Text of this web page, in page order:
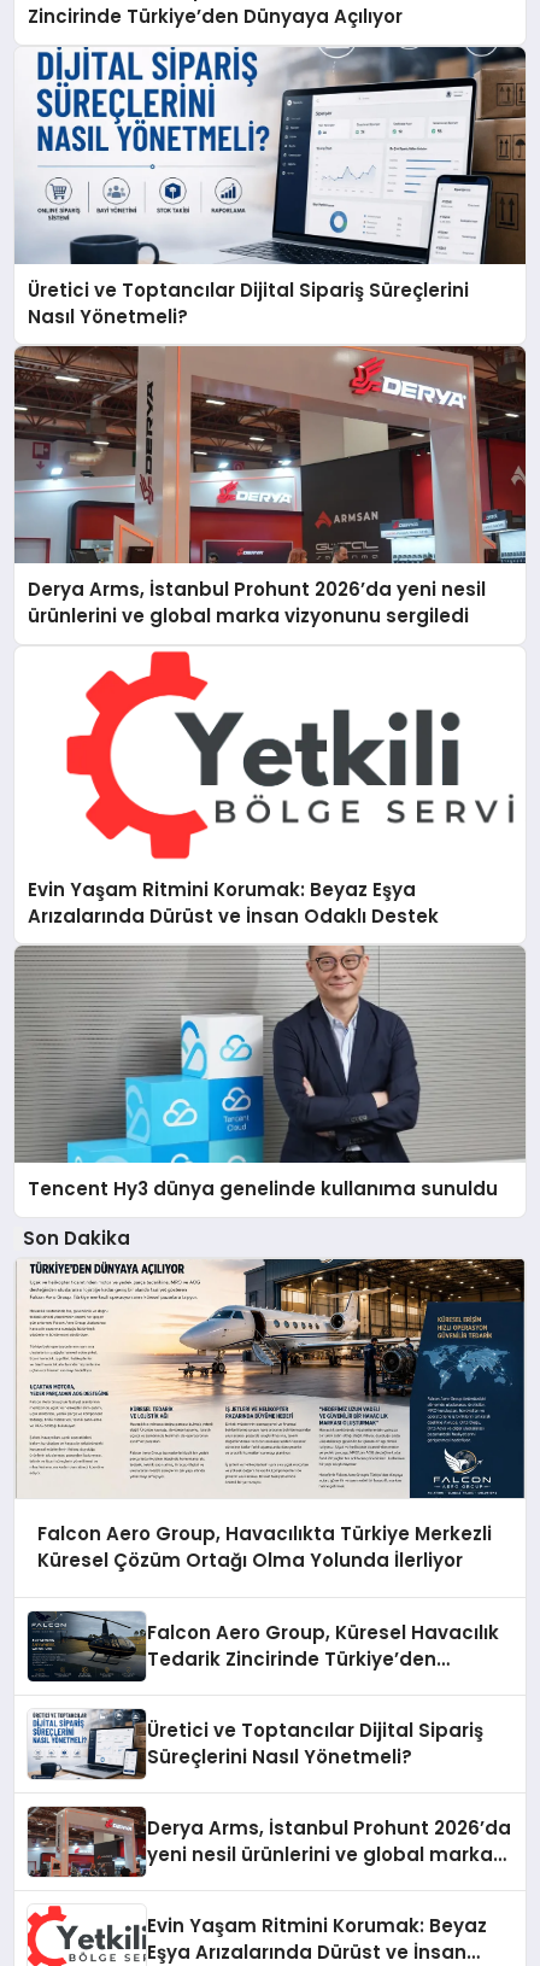
Zincirinde Türkiye’den Dünyaya Açılıyor
Üretici ve Toptancılar Dijital Sipariş Süreçlerini
Nasıl Yönetmeli?
Derya Arms, İstanbul Prohunt 2026’da yeni nesil
ürünlerini ve global marka vizyonunu sergiledi
Evin Yaşam Ritmini Korumak: Beyaz Eşya
Arızalarında Dürüst ve İnsan Odaklı Destek
Tencent Hy3 dünya genelinde kullanıma sunuldu
Son Dakika
Falcon Aero Group, Havacılıkta Türkiye Merkezli
Küresel Çözüm Ortağı Olma Yolunda İlerliyor
Falcon Aero Group, Küresel Havacılık
Tedarik Zincirinde Türkiye’den
Üretici ve Toptancılar Dijital Sipariş
Süreçlerini Nasıl Yönetmeli?
Derya Arms, İstanbul Prohunt 2026’da
yeni nesil ürünlerini ve global marka
Evin Yaşam Ritmini Korumak: Beyaz
Eşya Arızalarında Dürüst ve İnsan